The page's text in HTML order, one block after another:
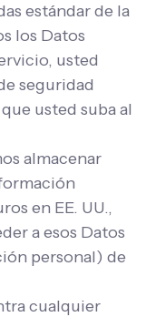
estándar de la
los Datos
usted
seguridad
usted suba al
almacenar
en EE. UU.,
a esos Datos
personal) de
cualquier